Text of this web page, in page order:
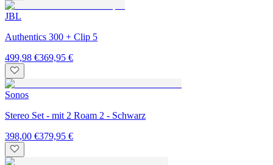
JBL
Authentics 300 + Clip 5
499,98 €369,95 €
Sonos
Stereo Set - mit 2 Roam 2 - Schwarz
398,00 €379,95 €